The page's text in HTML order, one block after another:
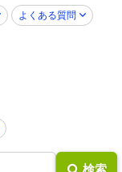
よくある質問